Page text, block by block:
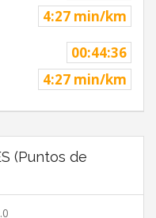
4:27 min/km
00:44:36
4:27 min/km
(Puntos de